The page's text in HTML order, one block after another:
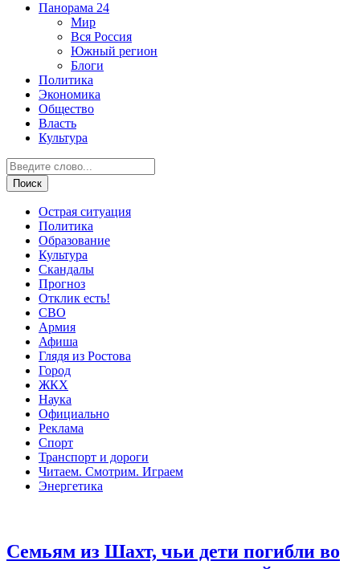
Панорама 24
Мир
Вся Россия
Южный регион
Блоги
Политика
Экономика
Общество
Власть
Культура
Острая ситуация
Политика
Образование
Культура
Скандалы
Прогноз
Отклик есть!
СВО
Армия
Афиша
Глядя из Ростова
Город
ЖКХ
Наука
Официально
Реклама
Спорт
Транспорт и дороги
Читаем. Смотрим. Играем
Энергетика
Семьям из Шахт, чьи дети погибли во